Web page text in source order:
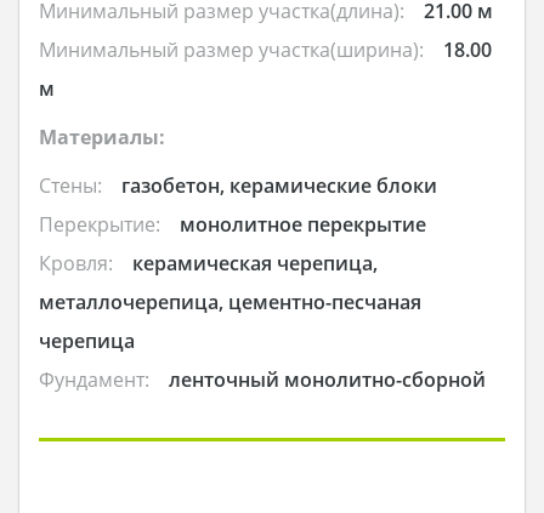
Минимальный размер участка(длина):
21.00 м
Минимальный размер участка(ширина):
18.00
м
Материалы:
Стены:
газобетон, керамические блоки
Перекрытие:
монолитное перекрытие
Кровля:
керамическая черепица,
металлочерепица, цементно-песчаная
черепица
Фундамент:
ленточный монолитно-сборной